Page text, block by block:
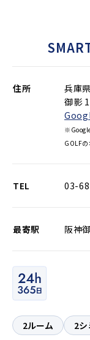
住所
兵庫
御影
GOLFの
TEL 03-
最寄駅 阪神
2ルーム 2